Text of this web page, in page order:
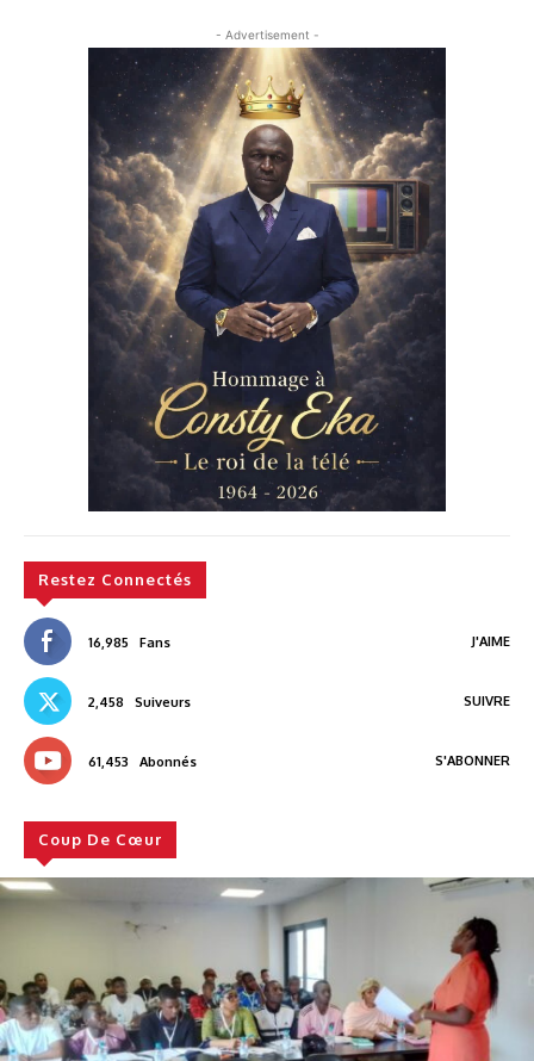
- Advertisement -
Restez Connectés
16,985 Fans J'AIME
2,458 Suiveurs SUIVRE
61,453 Abonnés S'ABONNER
Coup De Cœur